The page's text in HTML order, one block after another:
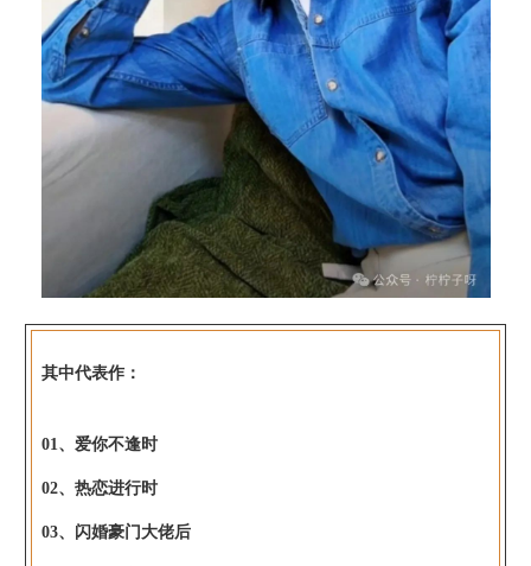
其中代表作：
01、爱你不逢时
02、热恋进行时
03、闪婚豪门大佬后